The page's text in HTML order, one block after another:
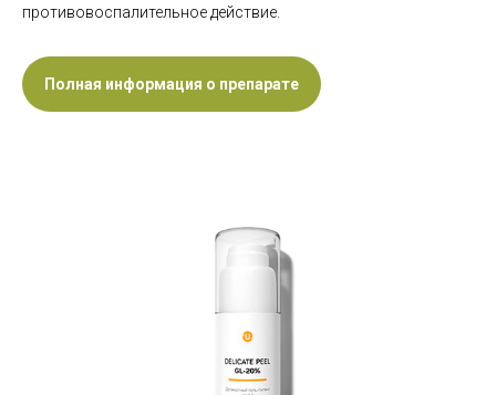
противовоспалительное действие.
Полная информация о препарате